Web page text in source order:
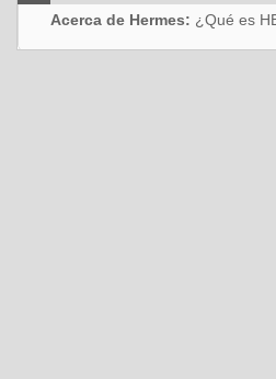
Acerca de Hermes: ¿Qué es